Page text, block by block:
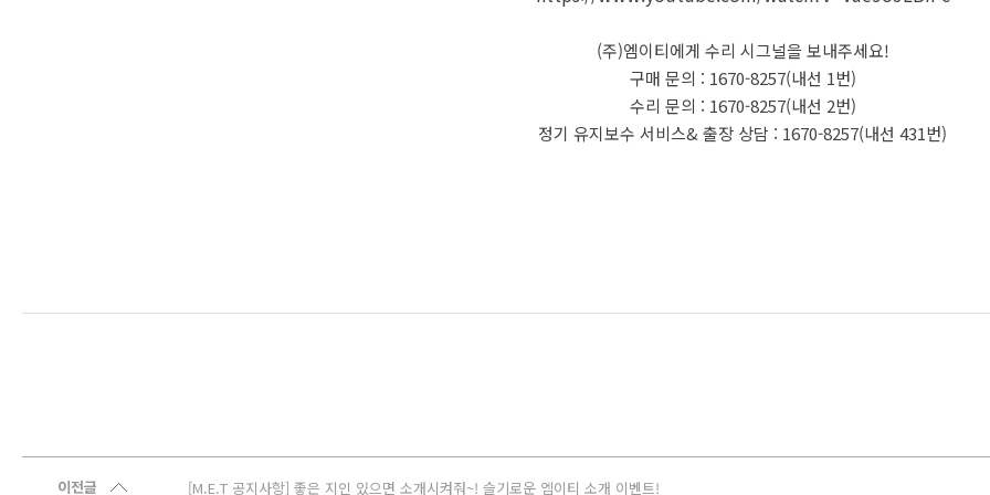
(주)엠이티에게 수리 시그널을 보내주세요!
구매 문의 : 1670-8257(내선 1번)
수리 문의 : 1670-8257(내선 2번)
정기 유지보수 서비스& 출장 상담 : 1670-8257(내선 431번)
이전글 [M.E.T 공지사항] 좋은 지인 있으면 소개시켜줘~! 슬기로운 엠이티 소개 이벤트!